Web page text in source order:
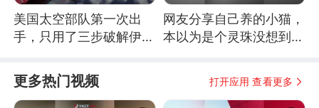
美国太空部队第一次出
手，只用了三步破解伊朗
网友分享自己养的小猫，
本以为是个灵珠没想到是
更多热门视频 打开应用 查看更多